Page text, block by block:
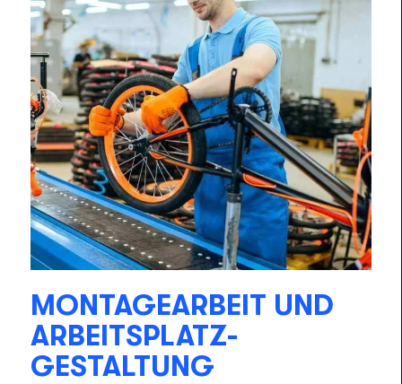
MONTAGEARBEIT UND
ARBEITSPLATZ-
GESTALTUNG